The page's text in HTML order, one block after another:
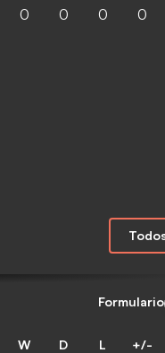
0 0 0 0
Formulario
W D L +/-